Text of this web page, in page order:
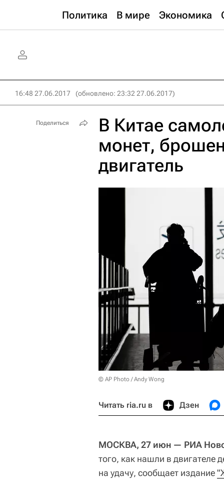
Политика В мире Экономика
16:48 27.06.2017 (обновлено: 23:32 27.06.2017)
В Китае
монет,
двигатель
© AP Photo / Andy Wong
Читать ria.ru в Дзен
МОСКВА, 27 июн — РИА
того, как нашли в
на удачу, сообщает издание
Поделиться